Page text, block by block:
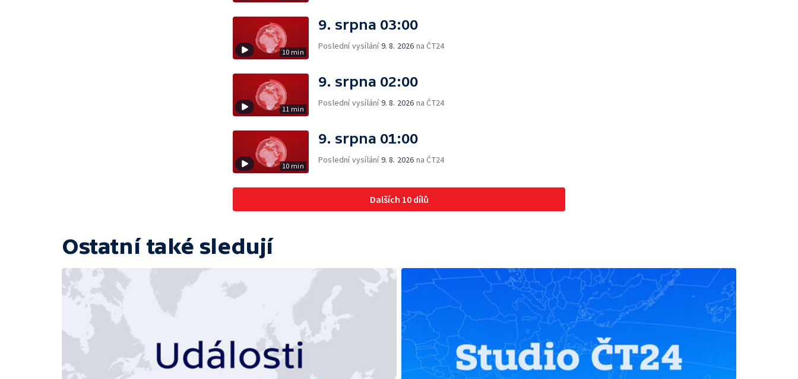
10 min
9. srpna 03:00
Poslední vysílání9. 8. 2026 na ČT24
11 min
9. srpna 02:00
Poslední vysílání9. 8. 2026 na ČT24
10 min
9. srpna 01:00
Poslední vysílání9. 8. 2026 na ČT24
Dalších 10 dílů
Ostatní také sledují